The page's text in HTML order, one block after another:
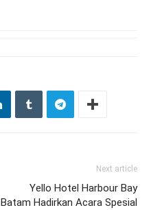
Next article
Yello Hotel Harbour Bay
Batam Hadirkan Acara Spesial